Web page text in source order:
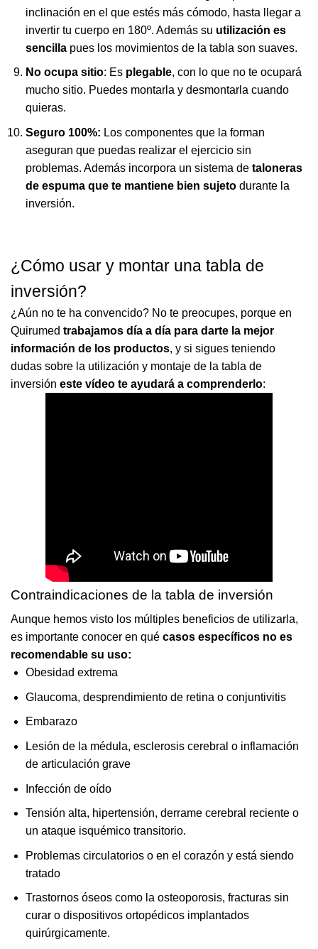
inclinación en el que estés más cómodo, hasta llegar a
invertir tu cuerpo en 180º. Además su utilización es
sencillapues los movimientos de la tabla son suaves.
No ocupa sitio: Es plegable, con lo que no te ocupará
mucho sitio. Puedes montarla y desmontarla cuando
quieras.
Seguro 100%: Los componentes que la forman
aseguran que puedas realizar el ejercicio sin
problemas. Además incorpora un sistema de taloneras
de espuma que te mantiene bien sujetodurante la
inversión.
¿Cómo usar y montar una tabla de
inversión?
¿Aún no te ha convencido? No te preocupes, porque en
Quirumed trabajamos día a día para darte la mejor
información de los productos, y si sigues teniendo
dudas sobre la utilización y montaje de la tabla de
inversión este vídeo te ayudará a comprenderlo:
Contraindicaciones de la tabla de inversión
Aunque hemos visto los múltiples beneficios de utilizarla,
es importante conocer en qué casos específicos no es
recomendable su uso:
Obesidad extrema
Glaucoma, desprendimiento de retina o conjuntivitis
Embarazo
Lesión de la médula, esclerosis cerebral o inflamación
de articulación grave
Infección de oído
Tensión alta, hipertensión, derrame cerebral reciente o
un ataque isquémico transitorio.
Problemas circulatorios o en el corazón y está siendo
tratado
Trastornos óseos como la osteoporosis, fracturas sin
curar o dispositivos ortopédicos implantados
quirúrgicamente.